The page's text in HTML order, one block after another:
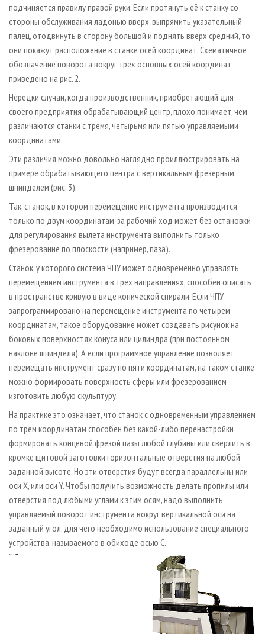
подчиняется правилу правой руки. Если протянуть её к станку со
стороны обслуживания ладонью вверх, выпрямить указательный
палец, отодвинуть в сторону большой и поднять вверх средний, то
они покажут расположение в станке осей координат. Схематичное
обозначение поворота вокруг трех основных осей координат
приведено на рис. 2.
Нередки случаи, когда производственник, приобретающий для
своего предприятия обрабатывающий центр, плохо понимает, чем
различаются станки с тремя, четырьмя или пятью управляемыми
координатами.
Эти различия можно довольно наглядно проиллюстрировать на
примере обрабатывающего центра с вертикальным фрезерным
шпинделем (рис. 3).
Так, станок, в котором перемещение инструмента производится
только по двум координатам, за рабочий ход может без остановки
для регулирования вылета инструмента выполнить только
фрезерование по плоскости (например, паза).
Станок, у которого система ЧПУ может одновременно управлять
перемещением инструмента в трех направлениях, способен описать
в пространстве кривую в виде конической спирали. Если ЧПУ
запрограммировано на перемещение инструмента по четырем
координатам, такое оборудование может создавать рисунок на
боковых поверхностях конуса или цилиндра (при постоянном
наклоне шпинделя). А если программное управление позволяет
перемещать инструмент сразу по пяти координатам, на таком станке
можно формировать поверхность сферы или фрезерованием
изготовить любую скульптуру.
На практике это означает, что станок с одновременным управлением
по трем координатам способен без какой-либо перенастройки
формировать концевой фрезой пазы любой глубины или сверлить в
кромке щитовой заготовки горизонтальные отверстия на любой
заданной высоте. Но эти отверстия будут всегда параллельны или
оси Х, или оси Y. Чтобы получить возможность делать пропилы или
отверстия под любыми углами к этим осям, надо выполнить
управляемый поворот инструмента вокруг вертикальной оси на
заданный угол, для чего необходимо использование специального
устройства, называемого в обиходе осью С.